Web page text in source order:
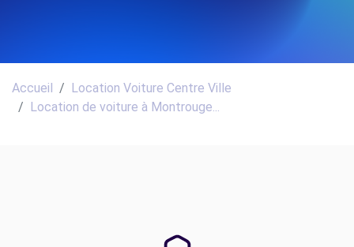
Accueil
Location Voiture Centre Ville
Location de voiture à Montrouge...